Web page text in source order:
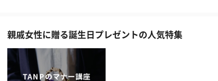
親戚女性に贈る誕生日プレゼントの人気特集